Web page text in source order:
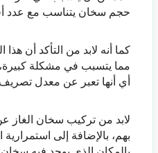
حجم سخان يتناسب مع عدد
أي أنها تعبر عن معدل تصريف